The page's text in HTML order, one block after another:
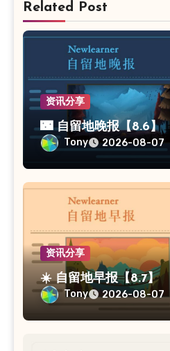
Related Post
资讯分享
🌃 自留地晚报【8.6】
Tony 2026-08-07
资讯分享
☀️ 自留地早报【8.7】
Tony 2026-08-07